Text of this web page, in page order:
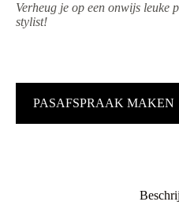
Verheug je op een onwijs leuke
stylist!
PASAFSPRAAK MAKEN